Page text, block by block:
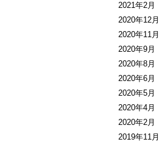
2021年2月
2020年12月
2020年11月
2020年9月
2020年8月
2020年6月
2020年5月
2020年4月
2020年2月
2019年11月